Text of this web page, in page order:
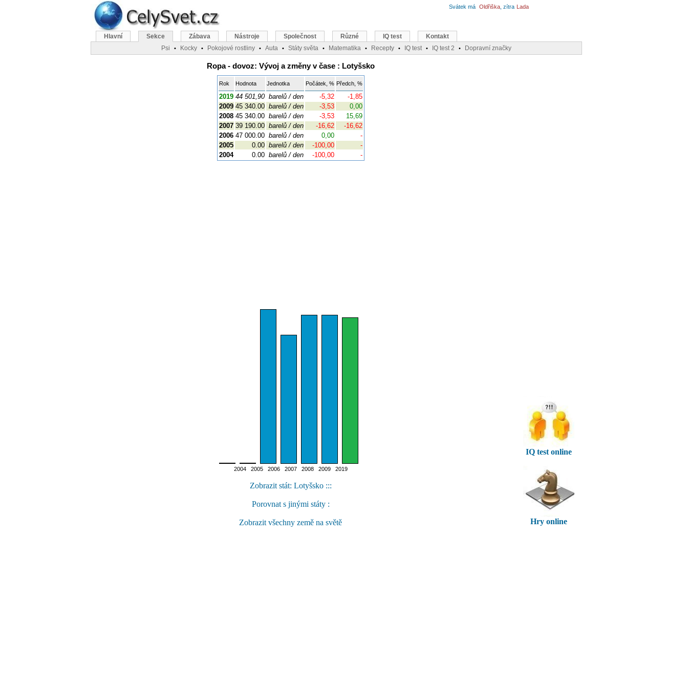
Ropa - dovoz: Vývoj a změny v čase : Lotyšsko
Rok Hodnota Jednotka Počátek, % Předch, %
2019 44 501,90 barelů / den -5,32
-1,85
2009 45 340.00 barelů / den -3,53
0,00
2008 45 340.00 barelů / den -3,53
15,69
2007 39 190.00 barelů / den -16,62
-16,62
2006 47 000.00 barelů / den 0,00
-
2005
0.00 barelů / den -100,00
-
2004
0.00 barelů / den -100,00 -
2004 2005 2006 2007 2008 2009 2019
Zobrazit stát: Lotyšsko :::
Porovnat s jinými státy :
Zobrazit všechny země na světě
IQ test online
Hry online
Svátek má Oldřiška , zítra Lada
Hlavní Sekce Zábava Nástroje Společnost Různé IQ test
Kontakt
Psi
• Kocky • Pokojové rostliny • Auta • Státy světa • Matematika • Recepty • IQ test • IQ test 2 • Dopravní značky